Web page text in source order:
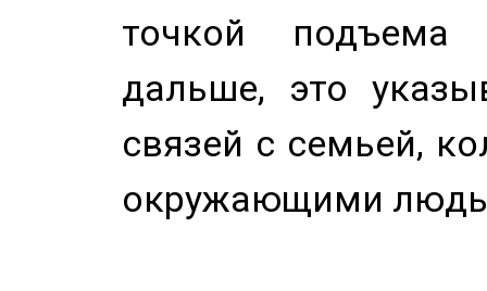
точкой
дальше, это
связей с семьей,
окружающими